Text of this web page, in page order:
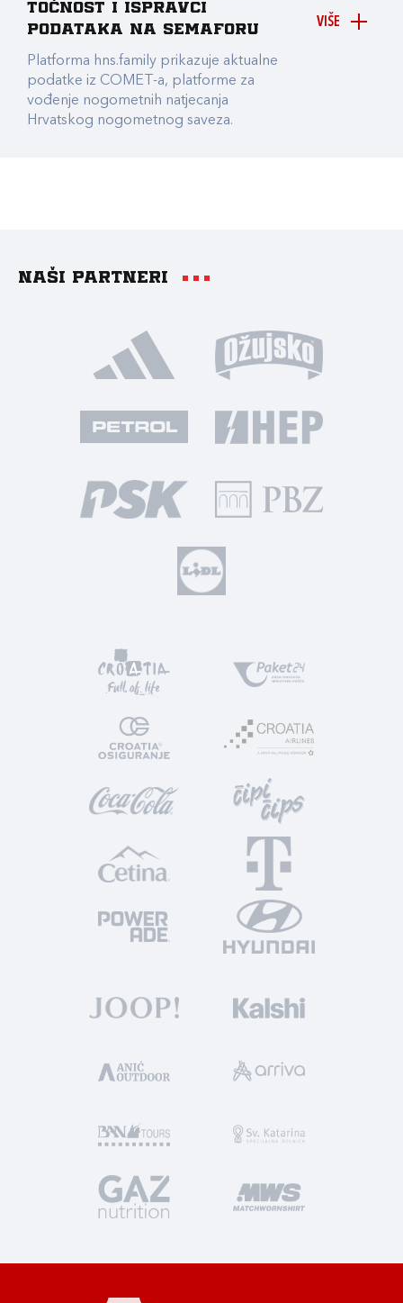
VIŠE
točnost i ispravci
podataka na Semaforu
Platforma hns.family prikazuje aktualne
podatke iz COMET-a, platforme za
vođenje nogometnih natjecanja
Hrvatskog nogometnog saveza.
Naši partneri